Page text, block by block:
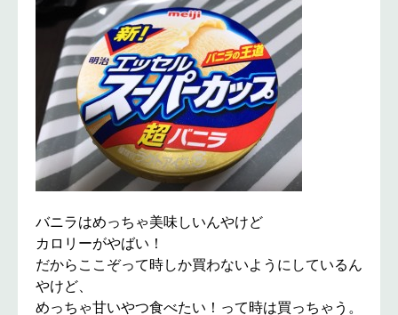
バニラはめっちゃ美味しいんやけど
カロリーがやばい！
だからここぞって時しか買わないようにしているん
やけど、
めっちゃ甘いやつ食べたい！って時は買っちゃう。